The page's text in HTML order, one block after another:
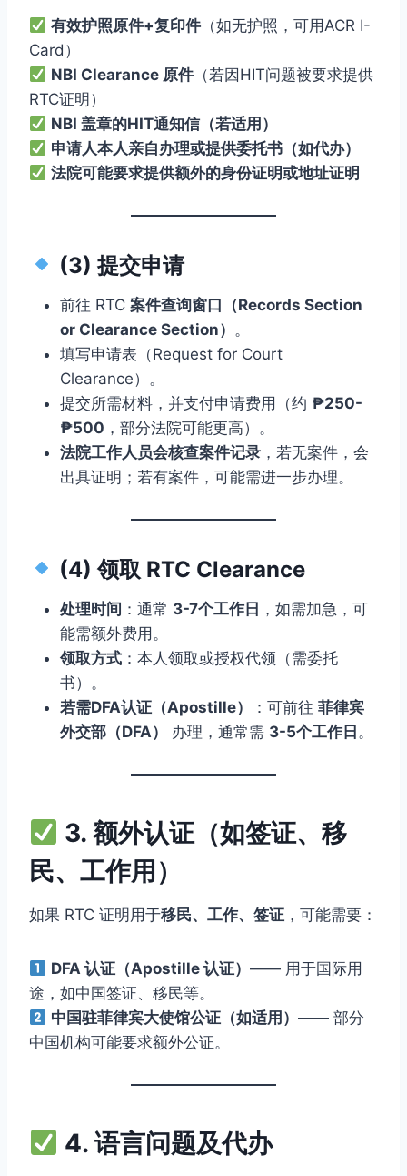
有效护照原件+复印件 （如无护照，可用ACR I-
Card）
NBI Clearance 原件 （若因HIT问题被要求提供
RTC证明）
NBI 盖章的HIT通知信（若适用）
申请人本人亲自办理或提供委托书（如代办）
法院可能要求提供额外的身份证明或地址证明
(3) 提交申请
前往 RTC 案件查询窗口（Records Section
or Clearance Section） 。
填写申请表（Request for Court
Clearance）。
提交所需材料，并支付申请费用（约 ₱250-
₱500 ，部分法院可能更高）。
法院工作人员会核查案件记录 ，若无案件，会
出具证明；若有案件，可能需进一步办理。
(4) 领取 RTC Clearance
处理时间 ：通常 3-7个工作日 ，如需加急，可
能需额外费用。
领取方式 ：本人领取或授权代领（需委托
书）。
若需DFA认证（Apostille）
：可前往 菲律宾
外交部（DFA）
办理，通常需 3-5个工作日 。
3. 额外认证（如签证、移
民、工作用）
如果 RTC 证明用于移民、工作、签证 ，可能需要：
DFA 认证（Apostille 认证）—— 用于国际用
途，如中国签证、移民等。
中国驻菲律宾大使馆公证（如适用）—— 部分
中国机构可能要求额外公证。
4. 语言问题及代办